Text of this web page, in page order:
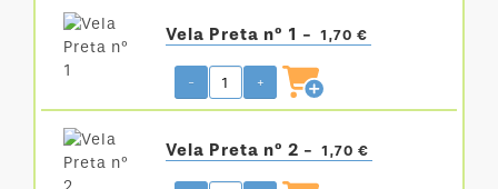
Vela Preta nº 1 - 1,70 €
- +
Vela Preta nº 2 - 1,70 €